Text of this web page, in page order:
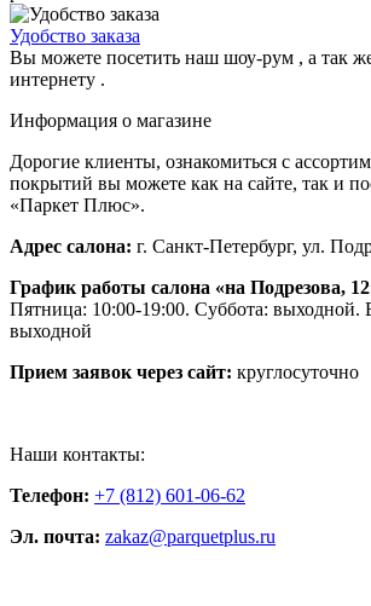
Удобство заказа
Вы можете посетить наш шоу-рум , а так
интернету .
Информация о магазине
Дорогие клиенты, ознакомиться с
покрытий вы можете как на сайте, так и
«Паркет Плюс».
Адрес салона: г. Санкт-Петербург, ул.
График работы салона «на Подрезова,
Пятница: 10:00-19:00. Суббота: выходной.
выходной
Прием заявок через сайт: круглосуточно
Наши контакты:
Телефон: +7 (812) 601-06-62
Эл. почта: zakaz@parquetplus.ru